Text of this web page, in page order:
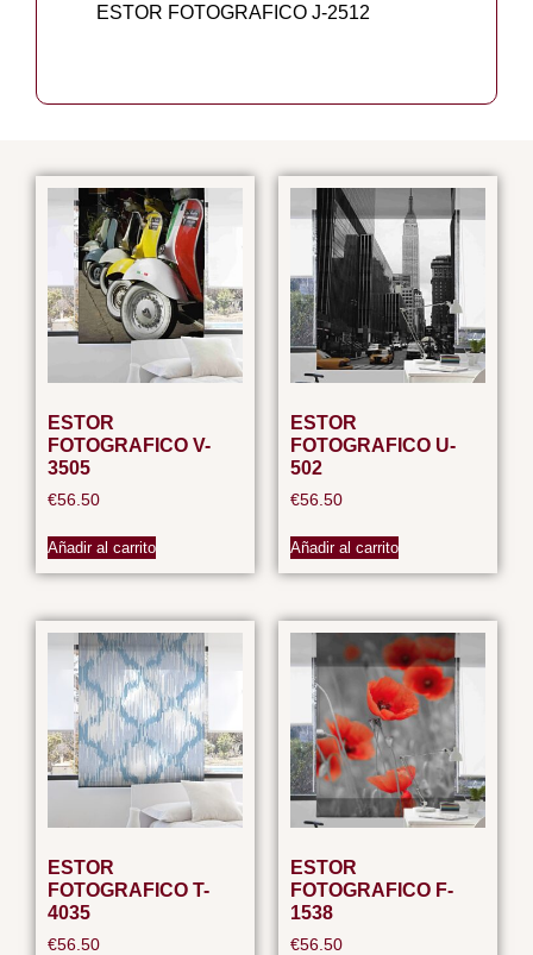
ESTOR FOTOGRAFICO J-2512
ESTOR
FOTOGRAFICO V-
3505
€56.50
Añadir al carrito
ESTOR
FOTOGRAFICO U-
502
€56.50
Añadir al carrito
ESTOR
FOTOGRAFICO T-
4035
€56.50
ESTOR
FOTOGRAFICO F-
1538
€56.50